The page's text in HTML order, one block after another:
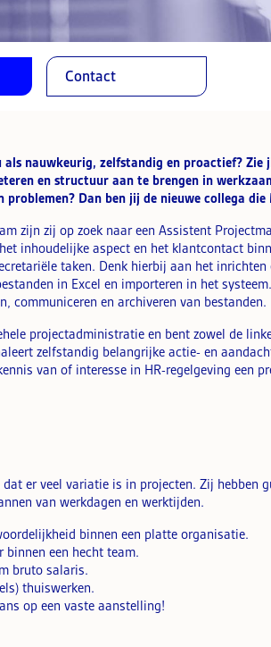
Contact
als nauwkeurig, zelfstandig en proactief? Zie
en structuur aan te brengen in
problemen? Dan ben jij de nieuwe collega
zijn zij op zoek naar een Assistent
inhoudelijke aspect en het klantcontact
taken. Denk hierbij aan het
in Excel en importeren in het
communiceren en archiveren van bestanden.
projectadministratie en bent zowel de
zelfstandig belangrijke actie- en
van of interesse in HR-regelgeving een
dat er veel variatie is in projecten. Zij hebben
van werkdagen en werktijden.
binnen een platte organisatie.
binnen een hecht team.
bruto salaris.
thuiswerken.
op een vaste aanstelling!